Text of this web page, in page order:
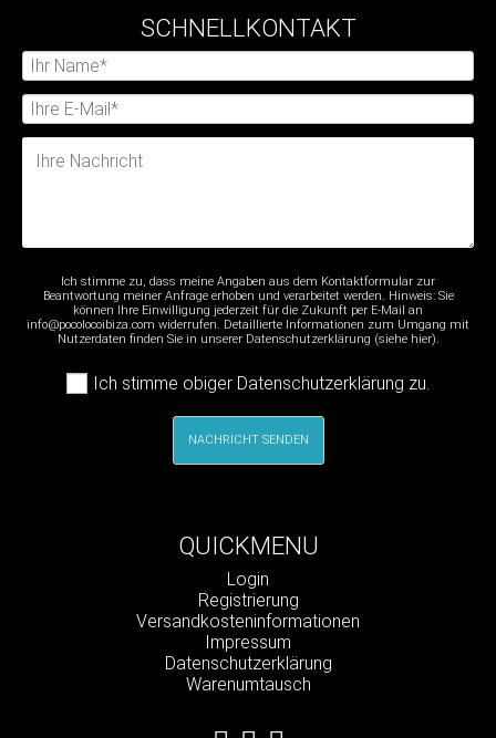
SCHNELLKONTAKT
Ich stimme zu, dass meine Angaben aus dem Kontaktformular zur
Beantwortung meiner Anfrage erhoben und verarbeitet werden. Hinweis: Sie
können Ihre Einwilligung jederzeit für die Zukunft per E-Mail an
info@pocolocoibiza.com widerrufen. Detaillierte Informationen zum Umgang mit
Nutzerdaten finden Sie in unserer Datenschutzerklärung (siehe hier).
Ich stimme obiger Datenschutzerklärung zu.
NACHRICHT SENDEN
QUICKMENU
Navigation
überspringen
Login
Registrierung
Versandkosteninformationen
Impressum
Datenschutzerklärung
Warenumtausch